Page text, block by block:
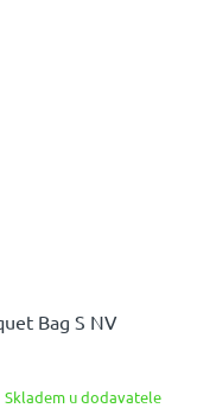
Bag S NV
Skladem u dodavatele